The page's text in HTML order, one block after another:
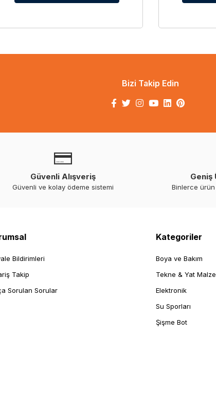
Bizi Takip Edin
Güvenli Alışveriş
Güvenli ve kolay ödeme sistemi
Geniş
Binlerce
Bildirimleri
Takip
Sorulan Sorular
Kategoriler
Boya ve Bakım
Tekne & Yat
Elektronik
Su Sporları
Şişme Bot